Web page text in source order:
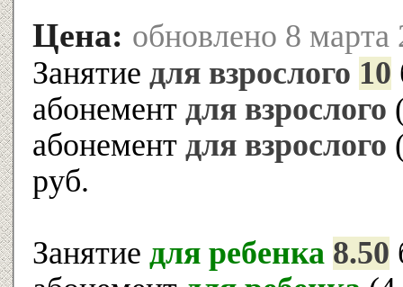
Цена: обновлено 8 марта
Занятие для взрослого 10
абонемент для взрослого
абонемент для взрослого
руб.
Занятие для ребенка 8.50